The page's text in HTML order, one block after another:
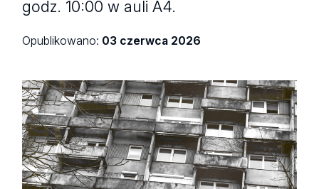
godz. 10:00 w auli A4.
Opublikowano: 03 czerwca 2026